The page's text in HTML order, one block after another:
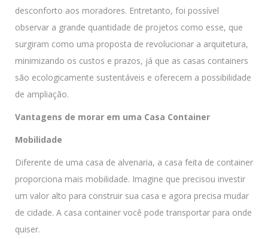
desconforto aos moradores. Entretanto, foi possível
observar a grande quantidade de projetos como esse, que
surgiram como uma proposta de revolucionar a arquitetura,
minimizando os custos e prazos, já que as casas containers
são ecologicamente sustentáveis e oferecem a possibilidade
de ampliação.
Vantagens de morar em uma Casa Container
Mobilidade
Diferente de uma casa de alvenaria, a casa feita de container
proporciona mais mobilidade. Imagine que precisou investir
um valor alto para construir sua casa e agora precisa mudar
de cidade. A casa container você pode transportar para onde
quiser.